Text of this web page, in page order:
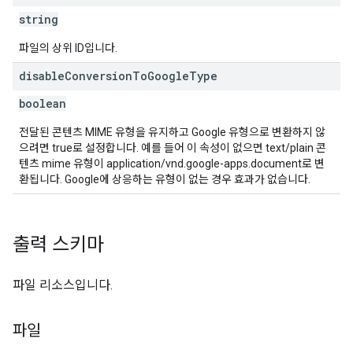
string
파일의 상위 ID입니다.
disableConversionToGoogleType
boolean
전달된 콘텐츠 MIME 유형을 유지하고 Google 유형으로 변환하지 않
으려면 true로 설정합니다. 예를 들어 이 속성이 없으면 text/plain 콘
텐츠 mime 유형이 application/vnd.google-apps.document로 변
환됩니다. Google에 상응하는 유형이 없는 경우 효과가 없습니다.
출력 스키마
파일 리소스입니다.
파일